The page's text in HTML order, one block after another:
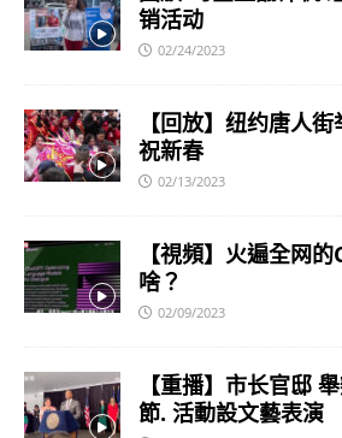
销活动
02/24/2023
【回放】纽约唐人
祝新春
02/13/2023
【視頻】火遍全网
啥？
02/09/2023
【重播】市长官邸
節. 活動設文藝表演